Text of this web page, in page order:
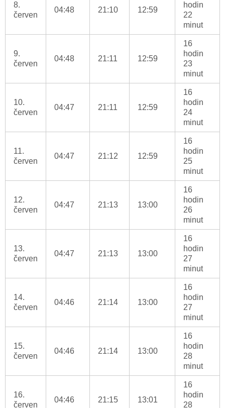
8.
červen
04:48 21:10 12:59
hodin
22
minut
9.
červen
04:48 21:11 12:59
16
hodin
23
minut
10.
červen
04:47 21:11 12:59
16
hodin
24
minut
11.
červen
04:47 21:12 12:59
16
hodin
25
minut
12.
červen
04:47 21:13 13:00
16
hodin
26
minut
13.
červen
04:47 21:13 13:00
16
hodin
27
minut
14.
červen
04:46 21:14 13:00
16
hodin
27
minut
15.
červen
04:46 21:14 13:00
16
hodin
28
minut
16.
červen
04:46 21:15 13:01
16
hodin
28